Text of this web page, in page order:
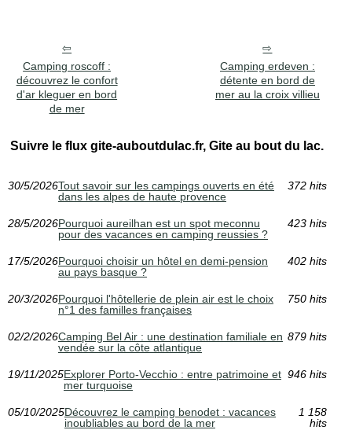
Camping roscoff :
découvrez le confort
d'ar kleguer en bord
de mer
Camping erdeven :
détente en bord de
mer au la croix villieu
Suivre le flux gite-auboutdulac.fr, Gite au bout du lac.
30/5/2026Tout savoir sur les campings ouverts en été
dans les alpes de haute provence
372 hits
28/5/2026Pourquoi aureilhan est un spot meconnu
pour des vacances en camping reussies ?
423 hits
17/5/2026Pourquoi choisir un hôtel en demi-pension
au pays basque ?
402 hits
20/3/2026Pourquoi l'hôtellerie de plein air est le choix
n°1 des familles françaises
750 hits
02/2/2026Camping Bel Air : une destination familiale en
vendée sur la côte atlantique
879 hits
19/11/2025Explorer Porto-Vecchio : entre patrimoine et
mer turquoise
946 hits
05/10/2025Découvrez le camping benodet : vacances
inoubliables au bord de la mer
1 158
hits